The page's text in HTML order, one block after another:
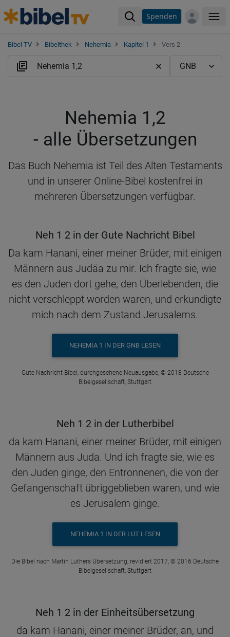
Spenden
Bibel TV Bibelthek Nehemia Kapitel 1 Vers 2
Nehemia 1,2
- alle Übersetzungen
Das Buch Nehemia ist Teil des Alten Testaments
und in unserer Online-Bibel kostenfrei in
mehreren Übersetzungen verfügbar.
Neh 1 2 in der Gute Nachricht Bibel
Da kam Hanani, einer meiner Brüder, mit einigen
Männern aus Judäa zu mir. Ich fragte sie, wie
es den Juden dort gehe, den Überlebenden, die
nicht verschleppt worden waren, und erkundigte
mich nach dem Zustand Jerusalems.
NEHEMIA 1 IN DER GNB LESEN
Gute Nachricht Bibel, durchgesehene Neuausgabe, © 2018 Deutsche
Bibelgesellschaft, Stuttgart
Neh 1 2 in der Lutherbibel
da kam Hanani, einer meiner Brüder, mit einigen
Männern aus Juda. Und ich fragte sie, wie es
den Juden ginge, den Entronnenen, die von der
Gefangenschaft übriggeblieben waren, und wie
es Jerusalem ginge.
NEHEMIA 1 IN DER LUT LESEN
Die Bibel nach Martin Luthers Übersetzung, revidiert 2017, © 2016 Deutsche
Bibelgesellschaft, Stuttgart
Neh 1 2 in der Einheitsübersetzung
da kam Hanani, einer meiner Brüder, an, und